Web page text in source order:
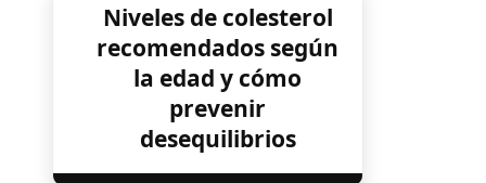
Niveles de colesterol
recomendados según
la edad y cómo
prevenir
desequilibrios